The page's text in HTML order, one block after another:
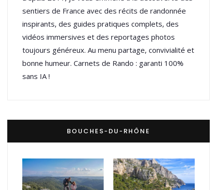
sentiers de France avec des récits de randonnée
inspirants, des guides pratiques complets, des
vidéos immersives et des reportages photos
toujours généreux. Au menu partage, convivialité et
bonne humeur. Carnets de Rando : garanti 100%
sans IA !
BOUCHES-DU-RHÔNE